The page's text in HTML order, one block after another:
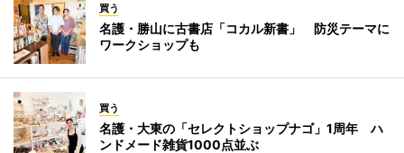
買う
名護・勝山に古書店「コカル新書」 防災テーマに
ワークショップも
買う
名護・大東の「セレクトショップナゴ」1周年 ハ
ンドメード雑貨1000点並ぶ